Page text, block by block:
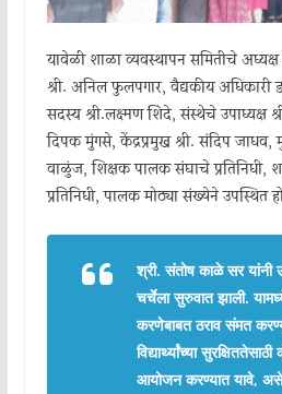
यावेळी शाळा व्यवस्थापन समितीचे
श्री. अनिल फुलपगार, वैद्यकीय अधिकारी
सदस्य श्री.लक्ष्मण शिंदे, संस्थेचे उपाध्यक्ष
दिपक मुंगसे, केंद्रप्रमुख श्री. संदिप जाधव,
वाळुंज, शिक्षक पालक संघाचे प्रतिनिधी,
प्रतिनिधी, पालक मोठ्या संख्येने उपस्थित
श्री. संतोष काळे सर
चर्चेला सुरुवात झाली.
करणेबाबत ठराव संमत
विद्यार्थ्यांच्या
आयोजन करण्यात यावे, असे